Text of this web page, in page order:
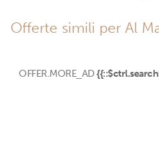
Offerte simili per Al
OFFER.MORE_AD